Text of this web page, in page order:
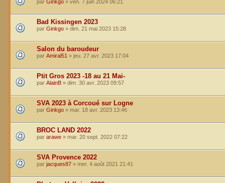
par Ginkgo » ven. 7 juin 2024 06:21
Bad Kissingen 2023
par Ginkgo » dim. 21 mai 2023 15:28
Salon du baroudeur
par Amiral51 » jeu. 27 avr. 2023 17:04
Ptit Gros 2023 -18 au 21 Mai-
par AlainB » dim. 30 avr. 2023 09:57
SVA 2023 à Corcoué sur Logne
par Ginkgo » mar. 18 avr. 2023 13:46
BROC LAND 2022
par arawe » mar. 20 sept. 2022 07:22
SVA Provence 2022
par jacques87 » mer. 4 août 2021 21:41